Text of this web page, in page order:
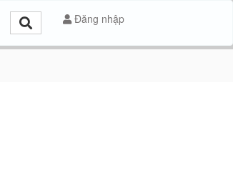
Đăng nhập